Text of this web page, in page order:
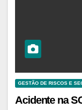
GESTÃO DE RISCOS E
Acidente na